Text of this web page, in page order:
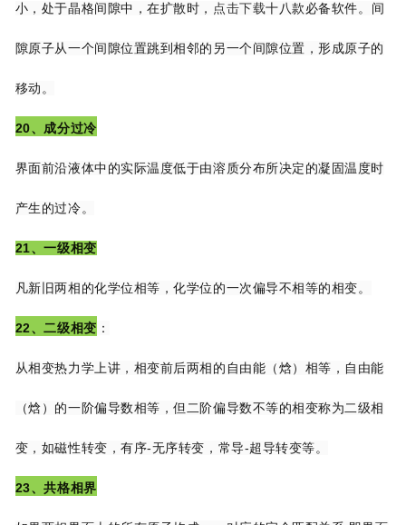
小，处于晶格间隙中，在扩散时， 点击下载十八款必备软件。间
隙原子从一个间隙位置跳到相邻的另一个间隙位置，形成原子的
移动。
20、成分过冷
界面前沿液体中的实际温度低于由溶质分布所决定的凝固温度时
产生的过冷。
21、一级相变
凡新旧两相的化学位相等，化学位的一次偏导不相等的相变。
22、二级相变 ：
从相变热力学上讲，相变前后两相的自由能（焓）相等，自由能
（焓）的一阶偏导数相等，但二阶偏导数不等的相变称为二级相
变，如磁性转变，有序-无序转变，常导-超导转变等。
23、共格相界